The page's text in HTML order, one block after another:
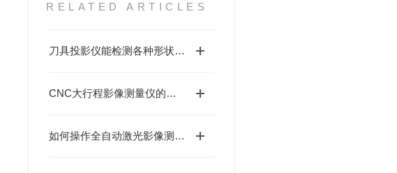
RELATED ARTICLES
刀具投影仪能检测各种形状复杂工件
CNC大行程影像测量仪的特色功能
如何操作全自动激光影像测量仪